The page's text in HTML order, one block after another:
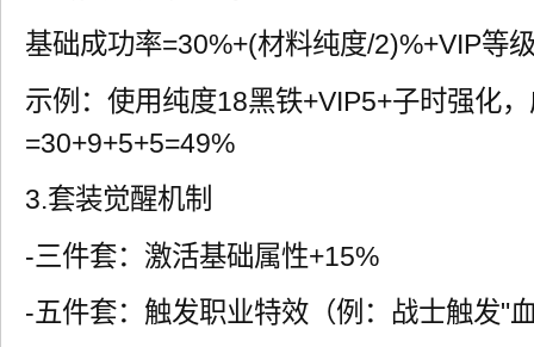
基础成功率=30%+(材料纯度/2)%+VIP等
示例：使用纯度18黑铁+VIP5+子时强化
=30+9+5+5=49%
3.套装觉醒机制
-三件套：激活基础属性+15%
-五件套：触发职业特效（例：战士触发"